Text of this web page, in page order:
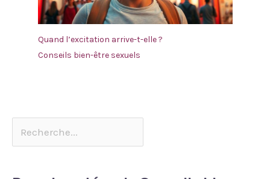
Quand l’excitation arrive-t-elle ?
Conseils bien-être sexuels